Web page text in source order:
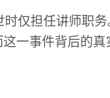
仅担任讲师职务
一事件背后的真